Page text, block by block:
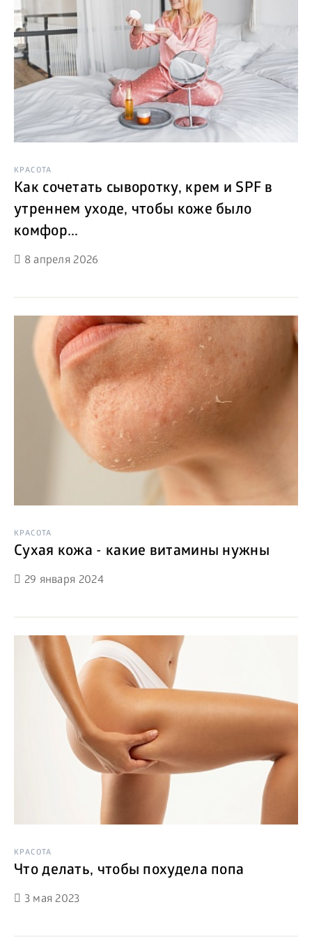
КРАСОТА
Как сочетать сыворотку, крем и SPF в
утреннем уходе, чтобы коже было
комфор...
8 апреля 2026
КРАСОТА
Сухая кожа - какие витамины нужны
29 января 2024
КРАСОТА
Что делать, чтобы похудела попа
3 мая 2023